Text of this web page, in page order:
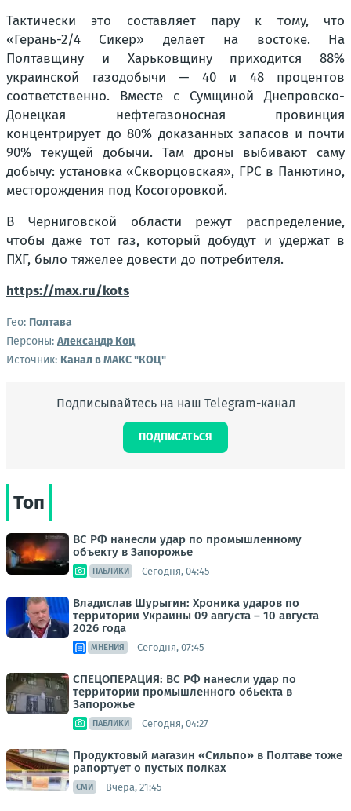
Тактически это составляет пару к тому, что
«Герань-2/4 Сикер» делает на востоке. На
Полтавщину и Харьковщину приходится 88%
украинской газодобычи — 40 и 48 процентов
соответственно. Вместе с Сумщиной Днепровско-
Донецкая нефтегазоносная провинция
концентрирует до 80% доказанных запасов и почти
90% текущей добычи. Там дроны выбивают саму
добычу: установка «Скворцовская», ГРС в Панютино,
месторождения под Косогоровкой.
В Черниговской области режут распределение,
чтобы даже тот газ, который добудут и удержат в
ПХГ, было тяжелее довести до потребителя.
https://max.ru/kots
Гео: Полтава
Персоны: Александр Коц
Источник: Канал в МАКС "КОЦ"
Подписывайтесь на наш Telegram-канал
ПОДПИСАТЬСЯ
Топ
ВС РФ нанесли удар по промышленному
объекту в Запорожье
ПАБЛИКИ Сегодня, 04:45
Владислав Шурыгин: Хроника ударов по
территории Украины 09 августа – 10 августа
2026 года
МНЕНИЯ Сегодня, 07:45
СПЕЦОПЕРАЦИЯ: ВС РФ нанесли удар по
территории промышленного обьекта в
Запорожье
ПАБЛИКИ Сегодня, 04:27
Продуктовый магазин «Сильпо» в Полтаве тоже
рапортует о пустых полках
СМИ Вчера, 21:45